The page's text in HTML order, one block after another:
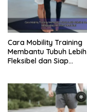
Cara Mobility Training
Membantu Tubuh Lebih
Fleksibel dan Siap